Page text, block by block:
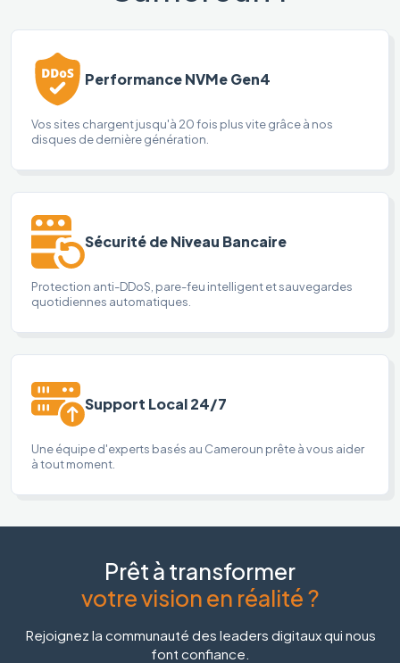
Performance NVMe Gen4
Vos sites chargent jusqu'à 20 fois plus vite grâce à nos
disques de dernière génération.
Sécurité de Niveau Bancaire
Protection anti-DDoS, pare-feu intelligent et sauvegardes
quotidiennes automatiques.
Support Local 24/7
Une équipe d'experts basés au Cameroun prête à vous aider
à tout moment.
Prêt à transformer
votre vision en réalité ?
Rejoignez la communauté des leaders digitaux qui nous
font confiance.